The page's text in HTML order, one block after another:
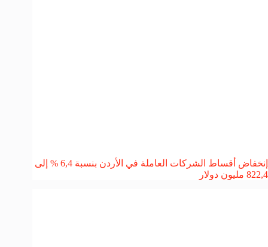
إنخفاض أقساط الشركات العاملة في الأردن بنسبة 6,4 % إلى
822,4 مليون دولار